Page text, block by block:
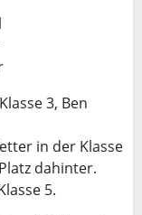
3, Ben
in der Klasse
dahinter.
5.